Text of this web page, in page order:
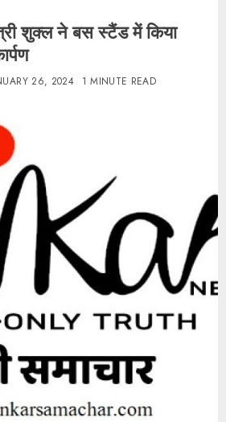
शुक्ल ने बस स्टैंड में किया
26, 2024 1 MINUTE READ